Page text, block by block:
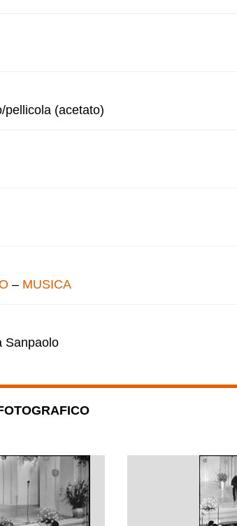
pellicola (acetato)
– MUSICA
Sanpaolo